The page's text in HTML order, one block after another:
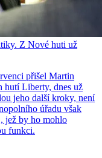
Z Nové huti už
přišel Martin
hutí Liberty, dnes už
jeho další kroky, není
úřadu však
jež by ho mohlo
funkci.